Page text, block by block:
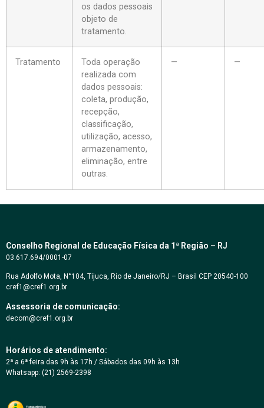
os dados pessoais
objeto de
tratamento.
Tratamento
Toda operação
realizada com
dados pessoais:
coleta, produção,
recepção,
classificação,
utilização, acesso,
armazenamento,
eliminação, entre
outras.
— —
Conselho Regional de Educação Física da 1ª Região – RJ
03.617.694/0001-07
Rua Adolfo Mota, N°104, Tijuca, Rio de Janeiro/RJ – Brasil CEP 20540-100
cref1@cref1.org.br
Assessoria de comunicação:
decom@cref1.org.br
Horários de atendimento:
2ª a 6ª feira das 9h às 17h / Sábados das 09h às 13h
Whatsapp: (21) 2569-2398